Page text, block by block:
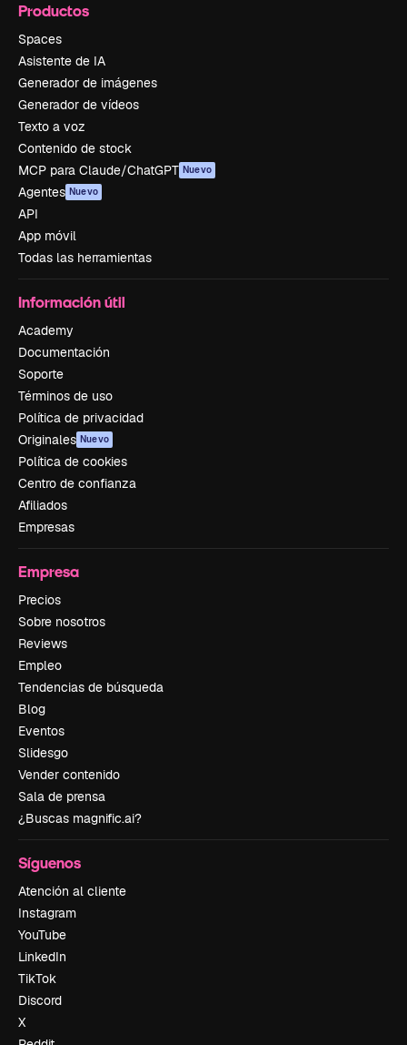
Productos
Spaces
Asistente de IA
Generador de imágenes
Generador de vídeos
Texto a voz
Contenido de stock
MCP para Claude/ChatGPT Nuevo
Agentes Nuevo
API
App móvil
Todas las herramientas
Información útil
Academy
Documentación
Soporte
Términos de uso
Política de privacidad
Originales Nuevo
Política de cookies
Centro de confianza
Afiliados
Empresas
Empresa
Precios
Sobre nosotros
Reviews
Empleo
Tendencias de búsqueda
Blog
Eventos
Slidesgo
Vender contenido
Sala de prensa
¿Buscas magnific.ai?
Síguenos
Atención al cliente
Instagram
YouTube
LinkedIn
TikTok
Discord
X